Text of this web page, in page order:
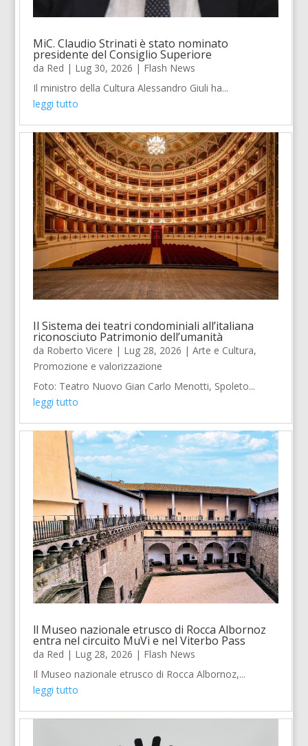
MiC. Claudio Strinati è stato nominato
presidente del Consiglio Superiore
da Red | Lug 30, 2026 | Flash News
Il ministro della Cultura Alessandro Giuli ha...
leggi tutto
Il Sistema dei teatri condominiali all’italiana
riconosciuto Patrimonio dell’umanità
da Roberto Vicere | Lug 28, 2026 |Arte e Cultura,
Promozione e valorizzazione
Foto: Teatro Nuovo Gian Carlo Menotti, Spoleto...
leggi tutto
ll Museo nazionale etrusco di Rocca Albornoz
entra nel circuito MuVi e nel Viterbo Pass
da Red | Lug 28, 2026 | Flash News
Il Museo nazionale etrusco di Rocca Albornoz,...
leggi tutto